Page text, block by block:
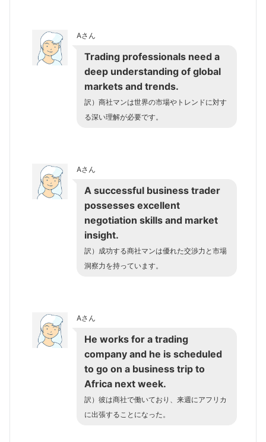
Aさん
Trading professionals need a
deep understanding of global
markets and trends.
訳）商社マンは世界の市場やトレンドに対す
る深い理解が必要です。
Aさん
A successful business trader
possesses excellent
negotiation skills and market
insight.
訳）成功する商社マンは優れた交渉力と市場
洞察力を持っています。
Aさん
He works for a trading
company and he is scheduled
to go on a business trip to
Africa next week.
訳）彼は商社で働いており、来週にアフリカ
に出張することになった。